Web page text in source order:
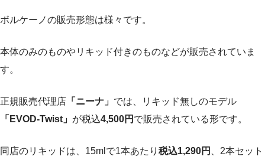
ボルケーノの販売形態は様々です。
本体のみのものやリキッド付きのものなどが販売されていま
す。
正規販売代理店 「ニーナ」 では、リキッド無しのモデル
「EVOD-Twist」 が税込4,500円 で販売されている形です。
同店のリキッドは、15mlで1本あたり 税込1,290円
、2本セット